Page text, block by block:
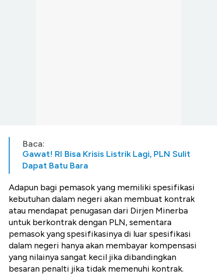
Baca:
Gawat! RI Bisa Krisis Listrik Lagi, PLN Sulit
Dapat Batu Bara
Adapun bagi pemasok yang memiliki spesifikasi
kebutuhan dalam negeri akan membuat kontrak
atau mendapat penugasan dari Dirjen Minerba
untuk berkontrak dengan PLN, sementara
pemasok yang spesifikasinya di luar spesifikasi
dalam negeri hanya akan membayar kompensasi
yang nilainya sangat kecil jika dibandingkan
besaran penalti jika tidak memenuhi kontrak.